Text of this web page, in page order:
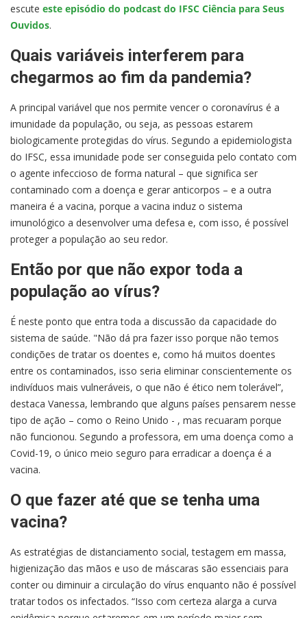
escute este episódio do podcast do IFSC Ciência para Seus
Ouvidos.
Quais variáveis interferem para
chegarmos ao fim da pandemia?
A principal variável que nos permite vencer o coronavírus é a
imunidade da população, ou seja, as pessoas estarem
biologicamente protegidas do vírus. Segundo a epidemiologista
do IFSC, essa imunidade pode ser conseguida pelo contato com
o agente infeccioso de forma natural – que significa ser
contaminado com a doença e gerar anticorpos – e a outra
maneira é a vacina, porque a vacina induz o sistema
imunológico a desenvolver uma defesa e, com isso, é possível
proteger a população ao seu redor.
Então por que não expor toda a
população ao vírus?
É neste ponto que entra toda a discussão da capacidade do
sistema de saúde. "Não dá pra fazer isso porque não temos
condições de tratar os doentes e, como há muitos doentes
entre os contaminados, isso seria eliminar conscientemente os
indivíduos mais vulneráveis, o que não é ético nem tolerável”,
destaca Vanessa, lembrando que alguns países pensarem nesse
tipo de ação – como o Reino Unido - , mas recuaram porque
não funcionou. Segundo a professora, em uma doença como a
Covid-19, o único meio seguro para erradicar a doença é a
vacina.
O que fazer até que se tenha uma
vacina?
As estratégias de distanciamento social, testagem em massa,
higienização das mãos e uso de máscaras são essenciais para
conter ou diminuir a circulação do vírus enquanto não é possível
tratar todos os infectados. “Isso com certeza alarga a curva